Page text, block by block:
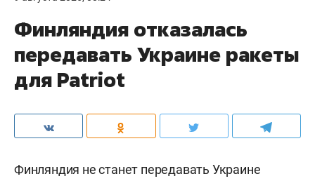
Финляндия отказалась
передавать Украине ракеты
для Patriot
Финляндия не станет передавать Украине